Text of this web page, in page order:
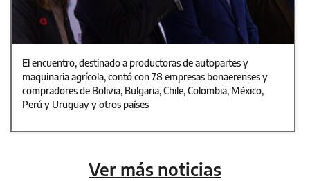
El encuentro, destinado a productoras de autopartes y
maquinaria agrícola, contó con 78 empresas bonaerenses y
compradores de Bolivia, Bulgaria, Chile, Colombia, México,
Perú y Uruguay y otros países
Ver más noticias